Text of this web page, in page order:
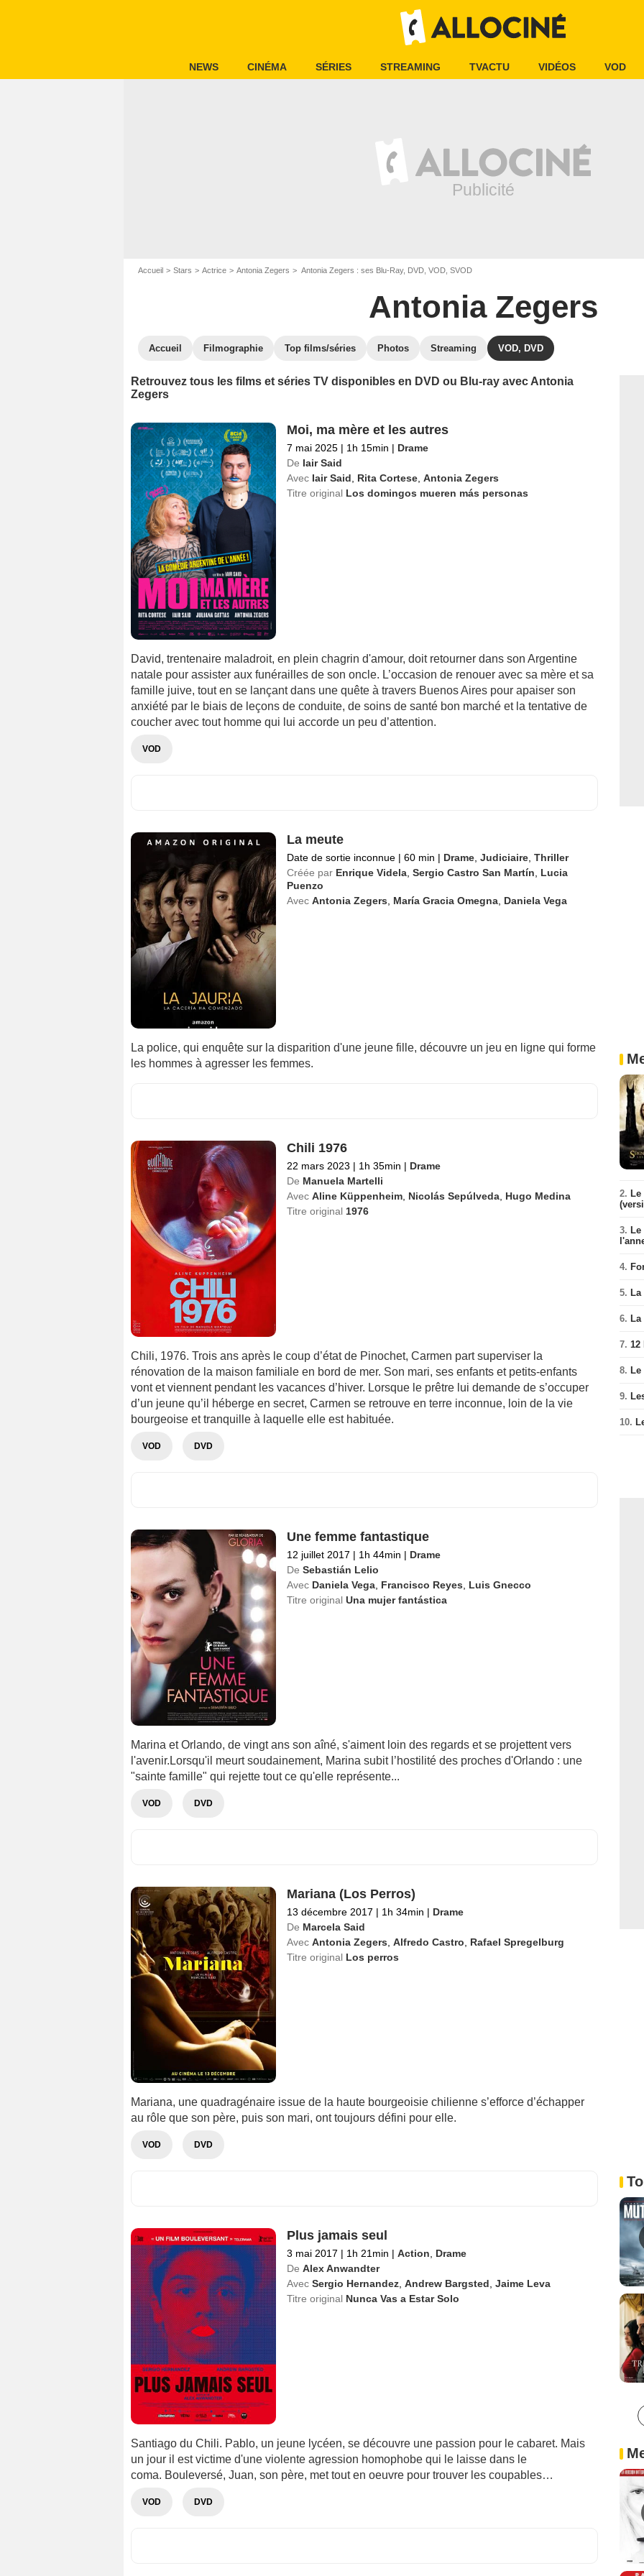
NEWS CINÉMA SÉRIES STREAMING TVACTU VIDÉOS VOD
Accueil Stars Actrice Antonia Zegers Antonia Zegers : ses Blu-Ray, DVD, VOD, SVOD
Antonia Zegers
Accueil Filmographie Top films/séries Photos Streaming VOD, DVD
Retrouvez tous les films et séries TV disponibles en DVD ou Blu-ray avec Antonia
Zegers
Moi, ma mère et les autres
7 mai 2025 | 1h 15min | Drame
De Iair Said
Avec Iair Said Rita Cortese, Antonia Zegers
Titre original Los domingos mueren más personas
David, trentenaire maladroit, en plein chagrin d'amour, doit retourner dans son Argentine
natale pour assister aux funérailles de son oncle. L’occasion de renouer avec sa mère et sa
famille juive, tout en se lançant dans une quête à travers Buenos Aires pour apaiser son
anxiété par le biais de leçons de conduite, de soins de santé bon marché et la tentative de
coucher avec tout homme qui lui accorde un peu d’attention.
VOD
La meute
Date de sortie inconnue | 60 min | Drame, Judiciaire, Thriller
Créée par Enrique Videla, Sergio Castro San Martín
Lucia
Puenzo
Avec Antonia Zegers María Gracia Omegna, Daniela Vega
La police, qui enquête sur la disparition d'une jeune fille, découvre un jeu en ligne qui forme
les hommes à agresser les femmes.
Chili 1976
22 mars 2023 | 1h 35min | Drame
De Manuela Martelli
Avec Aline Küppenheim, Nicolás Sepúlveda, Hugo Medina
Titre original 1976
Chili, 1976. Trois ans après le coup d’état de Pinochet, Carmen part superviser la
rénovation de la maison familiale en bord de mer. Son mari, ses enfants et petits-enfants
vont et viennent pendant les vacances d’hiver. Lorsque le prêtre lui demande de s’occuper
d’un jeune qu’il héberge en secret, Carmen se retrouve en terre inconnue, loin de la vie
bourgeoise et tranquille à laquelle elle est habituée.
VOD DVD
Une femme fantastique
12 juillet 2017 | 1h 44min | Drame
De Sebastián Lelio
Avec Daniela Vega, Francisco Reyes
Luis Gnecco
Titre original Una mujer fantástica
Marina et Orlando, de vingt ans son aîné, s'aiment loin des regards et se projettent vers
l'avenir.Lorsqu'il meurt soudainement, Marina subit l’hostilité des proches d'Orlando : une
"sainte famille" qui rejette tout ce qu'elle représente...
VOD DVD
Mariana (Los Perros)
13 décembre 2017 | 1h 34min | Drame
De Marcela Said
Avec Antonia Zegers Alfredo Castro
Rafael Spregelburg
Titre original Los perros
Mariana, une quadragénaire issue de la haute bourgeoisie chilienne s’efforce d’échapper
au rôle que son père, puis son mari, ont toujours défini pour elle.
VOD DVD
Plus jamais seul
3 mai 2017 | 1h 21min | Action
Drame
De Alex Anwandter
Avec Sergio Hernandez, Andrew Bargsted Jaime Leva
Titre original Nunca Vas a Estar Solo
Santiago du Chili. Pablo, un jeune lycéen, se découvre une passion pour le cabaret. Mais
un jour il est victime d'une violente agression homophobe qui le laisse dans le
coma. Bouleversé, Juan, son père, met tout en oeuvre pour trouver les coupables…
VOD DVD
2.
3.
4.
5.
6.
7. 12
8.
9.
10.